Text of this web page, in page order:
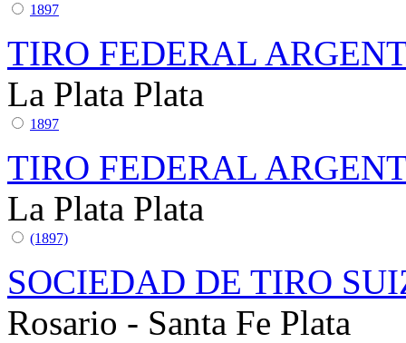
1897
TIRO FEDERAL
La Plata Plata
1897
TIRO FEDERAL
La Plata Plata
(1897)
SOCIEDAD DE TIRO
Rosario - Santa Fe Plata